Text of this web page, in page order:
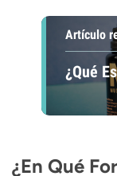
Artículo
¿Qué
¿En Qué